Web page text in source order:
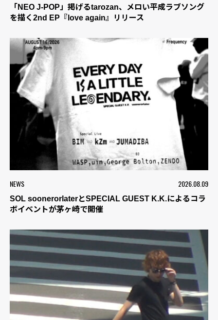
「NEO J-POP」掲げるtarozan、メロい平成ラブソング
を描く2nd EP『love again』リリース
NEWS 2026.08.09
SOL soonerorlaterとSPECIAL GUEST K.K.によるコラ
ボイベントが茅ヶ崎で開催